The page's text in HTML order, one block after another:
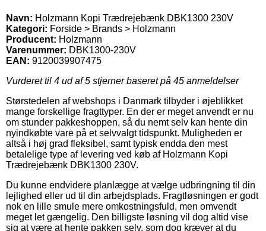
Navn: Holzmann Kopi Trædrejebænk DBK1300 230V
Kategori: Forside > Brands > Holzmann
Producent: Holzmann
Varenummer: DBK1300-230V
EAN: 9120039907475
Vurderet til 4 ud af 5 stjerner baseret på 45 anmeldelser
Størstedelen af webshops i Danmark tilbyder i øjeblikket
mange forskellige fragttyper. En der er meget anvendt er nu
om stunder pakkeshoppen, så du nemt selv kan hente din
nyindkøbte vare på et selvvalgt tidspunkt. Muligheden er
altså i høj grad fleksibel, samt typisk endda den mest
betalelige type af levering ved køb af Holzmann Kopi
Trædrejebænk DBK1300 230V.
Du kunne endvidere planlægge at vælge udbringning til din
lejlighed eller ud til din arbejdsplads. Fragtløsningen er godt
nok en lille smule mere omkostningsfuld, men omvendt
meget let gængelig. Den billigste løsning vil dog altid vise
sig at være at hente pakken selv, som dog kræver at du